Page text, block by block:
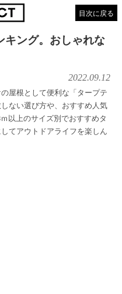
目次に戻る
キング。おしゃれな
2022.09.12
屋根として便利な「タープテ
ない選び方や、おすすめ人気
以上のサイズ別でおすすめタ
てアウトドアライフを楽しん